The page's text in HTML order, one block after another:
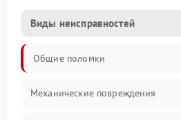
Виды неисправностей
Общие поломки
Механические повреждения